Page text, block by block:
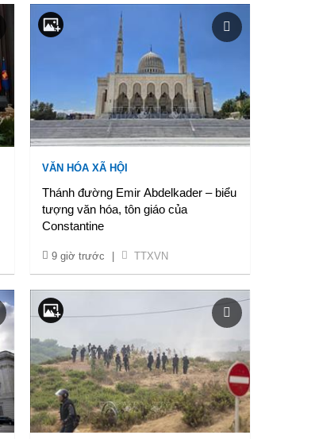
VĂN HÓA XÃ HỘI
Thánh đường Emir Abdelkader – biểu
tượng văn hóa, tôn giáo của
Constantine
9 giờ trước TTXVN